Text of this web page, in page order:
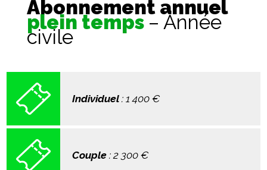
Abonnement annuel
plein temps – Année
civile
Individuel : 1 400€
Couple : 2 300€